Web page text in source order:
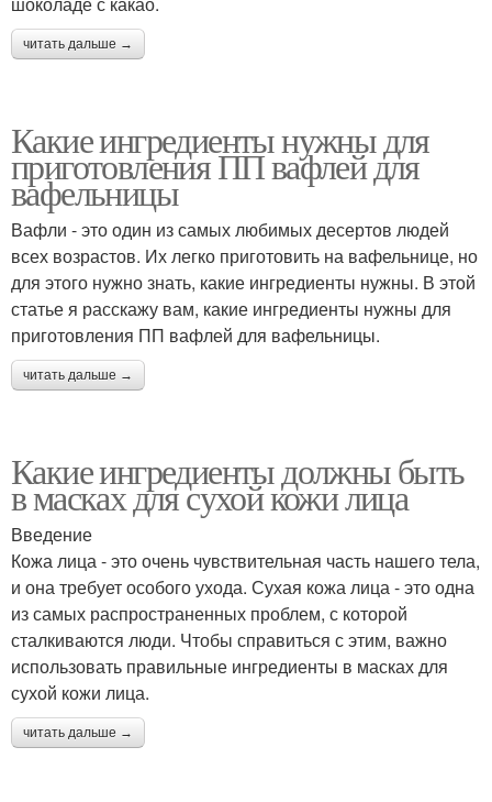
читать дальше →
Какие ингредиенты нужны для
приготовления ПП вафлей для
вафельницы
Вафли - это один из самых любимых десертов людей
всех возрастов. Их легко приготовить на вафельнице, но
для этого нужно знать, какие ингредиенты нужны. В этой
статье я расскажу вам, какие ингредиенты нужны для
приготовления ПП вафлей для вафельницы.
читать дальше →
Какие ингредиенты должны быть
в масках для сухой кожи лица
Введение
Кожа лица - это очень чувствительная часть нашего тела,
и она требует особого ухода. Сухая кожа лица - это одна
из самых распространенных проблем, с которой
сталкиваются люди. Чтобы справиться с этим, важно
использовать правильные ингредиенты в масках для
сухой кожи лица.
читать дальше →